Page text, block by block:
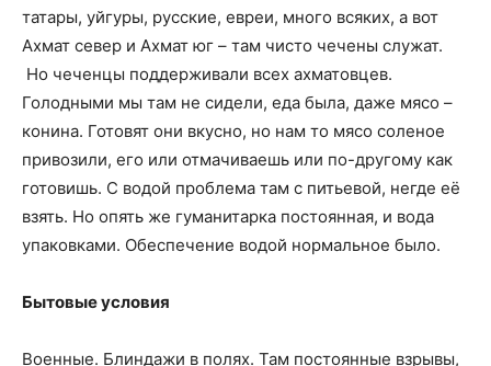
татары, уйгуры, русские, евреи, много всяких, а вот
Ахмат север и Ахмат юг – там чисто чечены служат.
Но чеченцы поддерживали всех ахматовцев.
Голодными мы там не сидели, еда была, даже мясо –
конина. Готовят они вкусно, но нам то мясо соленое
привозили, его или отмачиваешь или по-другому как
готовишь. С водой проблема там с питьевой, негде её
взять. Но опять же гуманитарка постоянная, и вода
упаковками. Обеспечение водой нормальное было.
Бытовые условия
Военные. Блиндажи в полях. Там постоянные взрывы,